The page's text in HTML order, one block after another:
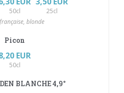
50cl
25cl
blonde
Picon
EUR
50cl
BLANCHE 4,9°